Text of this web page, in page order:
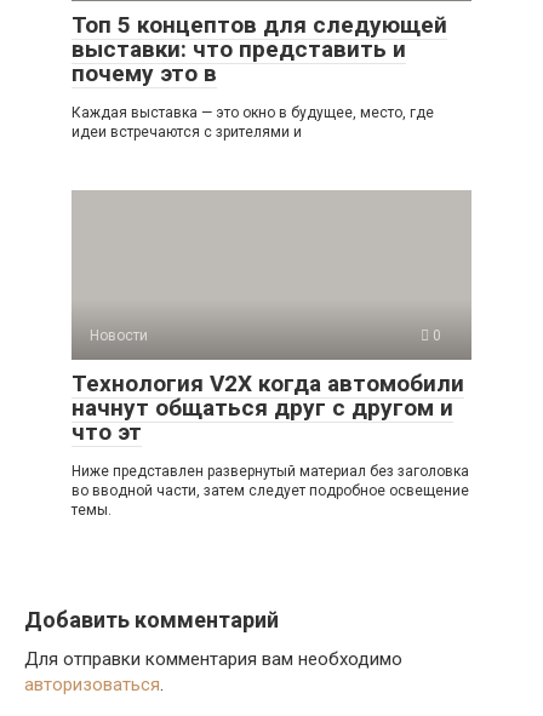
Топ 5 концептов для следующей
выставки: что представить и
почему это в
Каждая выставка — это окно в будущее, место, где
идеи встречаются с зрителями и
Новости 0
Технология V2X когда автомобили
начнут общаться друг с другом и
что эт
Ниже представлен развернутый материал без заголовка
во вводной части, затем следует подробное освещение
темы.
Добавить комментарий
Для отправки комментария вам необходимо
авторизоваться.